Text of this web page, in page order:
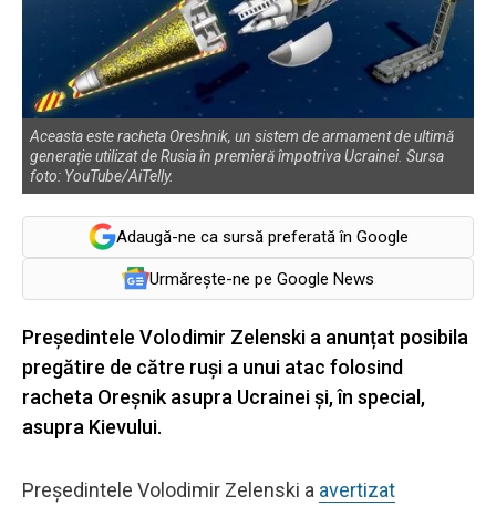
Aceasta este racheta Oreshnik, un sistem de armament de ultimă
generație utilizat de Rusia în premieră împotriva Ucrainei. Sursa
foto: YouTube/AiTelly.
Adaugă-ne ca sursă preferată în Google
Urmărește-ne pe Google News
Președintele Volodimir Zelenski a anunțat posibila
pregătire de către ruși a unui atac folosind
racheta Oreșnik asupra Ucrainei și, în special,
asupra Kievului.
Președintele Volodimir Zelenski a avertizat